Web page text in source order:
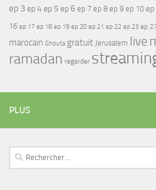
ep 3ep 4ep 5 ep 6 ep 7 ep 8 ep 9 ep 10 ep
16 ep 17 ep 18 ep 19 ep 20 ep 21 ep 22 ep 23 ep
marocain Ghouta gratuit Jerusalem live
ramadan regarder
PLUS
Rechercher :